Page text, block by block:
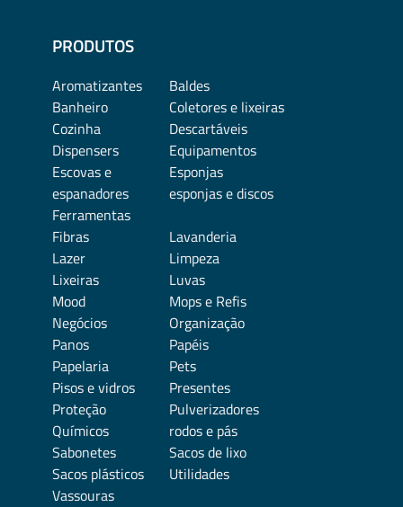
PRODUTOS
Aromatizantes
Baldes
Banheiro
Coletores e lixeiras
Cozinha
Descartáveis
Dispensers
Equipamentos
Escovas e
espanadores
Esponjas
esponjas e discos
Ferramentas
Fibras
Lavanderia
Lazer
Limpeza
Lixeiras
Luvas
Mood
Mops e Refis
Negócios
Organização
Panos
Papéis
Papelaria
Pets
Pisos e vidros
Presentes
Proteção
Pulverizadores
Químicos
rodos e pás
Sabonetes
Sacos de lixo
Sacos plásticos
Utilidades
Vassouras